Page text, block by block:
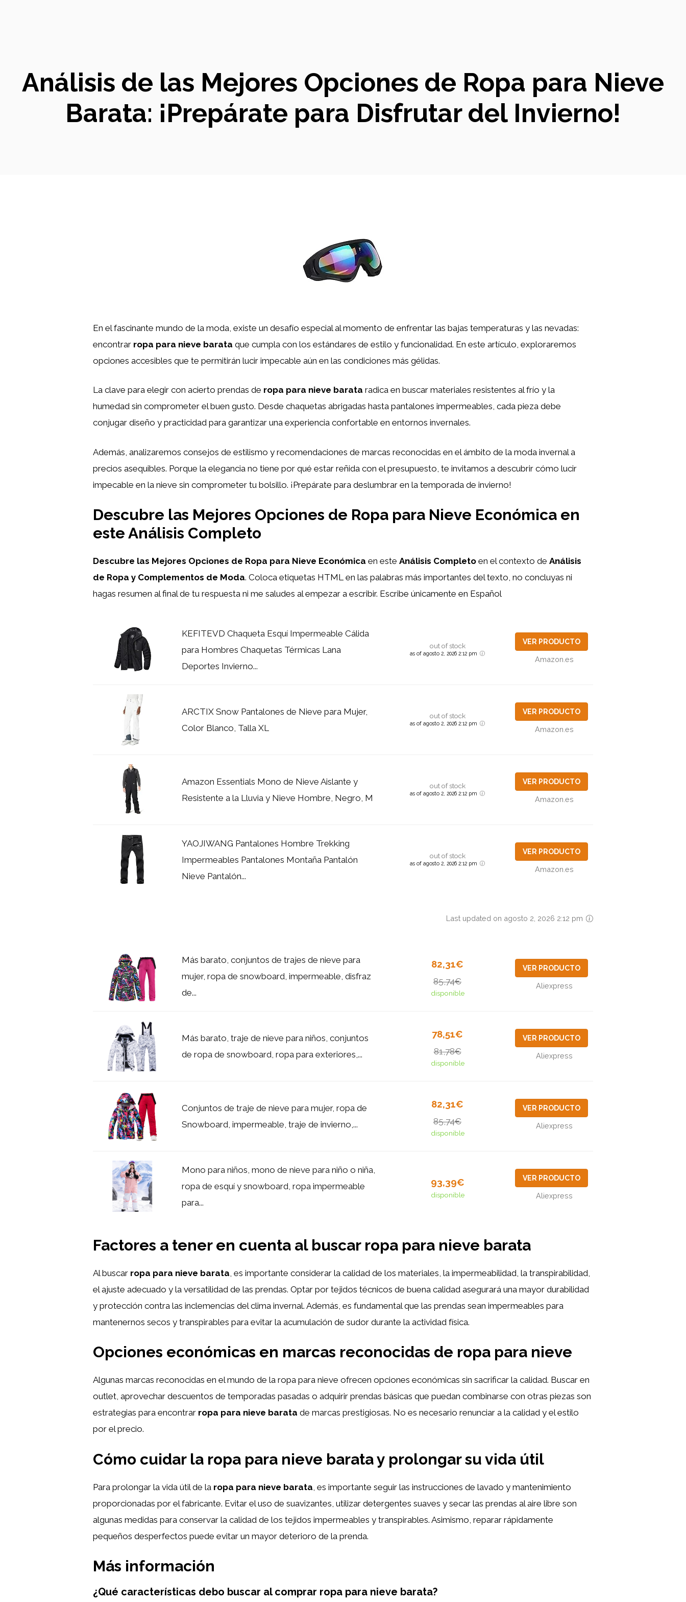
Análisis de las Mejores Opciones de Ropa para Nieve
Barata: ¡Prepárate para Disfrutar del Invierno!
En el fascinante mundo de la moda, existe un desafío especial al momento de enfrentar las bajas temperaturas y las nevadas:
encontrar ropa para nieve barata que cumpla con los estándares de estilo y funcionalidad. En este artículo, exploraremos
opciones accesibles que te permitirán lucir impecable aún en las condiciones más gélidas.
La clave para elegir con acierto prendas de ropa para nieve barata radica en buscar materiales resistentes al frío y la
humedad sin comprometer el buen gusto. Desde chaquetas abrigadas hasta pantalones impermeables, cada pieza debe
conjugar diseño y practicidad para garantizar una experiencia confortable en entornos invernales.
Además, analizaremos consejos de estilismo y recomendaciones de marcas reconocidas en el ámbito de la moda invernal a
precios asequibles. Porque la elegancia no tiene por qué estar reñida con el presupuesto, te invitamos a descubrir cómo lucir
impecable en la nieve sin comprometer tu bolsillo. ¡Prepárate para deslumbrar en la temporada de invierno!
Descubre las Mejores Opciones de Ropa para Nieve Económica en
este Análisis Completo
Descubre las Mejores Opciones de Ropa para Nieve Económica en este Análisis Completo en el contexto de Análisis
de Ropa y Complementos de Moda. Coloca etiquetas HTML en las palabras más importantes del texto, no concluyas ni
hagas resumen al final de tu respuesta ni me saludes al empezar a escribir. Escribe únicamente en Español
KEFITEVD Chaqueta Esquí Impermeable Cálida
para Hombres Chaquetas Térmicas Lana
Deportes Invierno...
out of stock
as of agosto 2, 2026 2:12 pm
VER PRODUCTO
Amazon.es
ARCTIX Snow Pantalones de Nieve para Mujer,
Color Blanco, Talla XL
out of stock
as of agosto 2, 2026 2:12 pm
VER PRODUCTO
Amazon.es
Amazon Essentials Mono de Nieve Aislante y
Resistente a la Lluvia y Nieve Hombre, Negro, M
out of stock
as of agosto 2, 2026 2:12 pm
VER PRODUCTO
Amazon.es
YAOJIWANG Pantalones Hombre Trekking
Impermeables Pantalones Montaña Pantalón
Nieve Pantalón...
out of stock
as of agosto 2, 2026 2:12 pm
VER PRODUCTO
Amazon.es
Last updated on agosto 2, 2026 2:12 pm
Más barato, conjuntos de trajes de nieve para
mujer, ropa de snowboard, impermeable, disfraz
de...
82,31€
85,74€
disponible
VER PRODUCTO
Aliexpress
Más barato, traje de nieve para niños, conjuntos
de ropa de snowboard, ropa para exteriores,...
78,51€
81,78€
disponible
VER PRODUCTO
Aliexpress
Conjuntos de traje de nieve para mujer, ropa de
Snowboard, impermeable, traje de invierno,...
82,31€
85,74€
disponible
VER PRODUCTO
Aliexpress
Mono para niños, mono de nieve para niño o niña,
ropa de esquí y snowboard, ropa impermeable
para...
93,39€
disponible
VER PRODUCTO
Aliexpress
Factores a tener en cuenta al buscar ropa para nieve barata
Al buscar ropa para nieve barata , es importante considerar la calidad de los materiales, la impermeabilidad, la transpirabilidad,
el ajuste adecuado y la versatilidad de las prendas. Optar por tejidos técnicos de buena calidad asegurará una mayor durabilidad
y protección contra las inclemencias del clima invernal. Además, es fundamental que las prendas sean impermeables para
mantenernos secos y transpirables para evitar la acumulación de sudor durante la actividad física.
Opciones económicas en marcas reconocidas de ropa para nieve
Algunas marcas reconocidas en el mundo de la ropa para nieve ofrecen opciones económicas sin sacrificar la calidad. Buscar en
outlet, aprovechar descuentos de temporadas pasadas o adquirir prendas básicas que puedan combinarse con otras piezas son
estrategias para encontrar ropa para nieve barata de marcas prestigiosas. No es necesario renunciar a la calidad y el estilo
por el precio.
Cómo cuidar la ropa para nieve barata y prolongar su vida útil
Para prolongar la vida útil de la ropa para nieve barata , es importante seguir las instrucciones de lavado y mantenimiento
proporcionadas por el fabricante. Evitar el uso de suavizantes, utilizar detergentes suaves y secar las prendas al aire libre son
algunas medidas para conservar la calidad de los tejidos impermeables y transpirables. Asimismo, reparar rápidamente
pequeños desperfectos puede evitar un mayor deterioro de la prenda.
Más información
¿Qué características debo buscar al comprar ropa para nieve barata?